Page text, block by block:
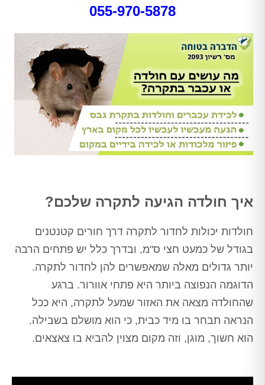
055-970-5878
איך חולדה הגיעה לתקרה שלכם?
חולדות יכולות לחדור לתקרה דרך חורים קטנטנים
בגודל של כמעט חצי ס"מ, ובדרך כלל יש פתחים הרבה
יותר גדולים מאלה שמאפשרים להן לחדור לתקרה.
הדוגמה הנפוצה ביותר היא פתחי אוורור. ברגע
שהחולדה מצאה את האזור שמעל לתקרה, היא ככל
הנראה תבחר בו מיד כבית, כי הוא מושלם בשבילה.
הוא חשוך, מוגן, וזה מקום מצוין להביא בו צאצאים.